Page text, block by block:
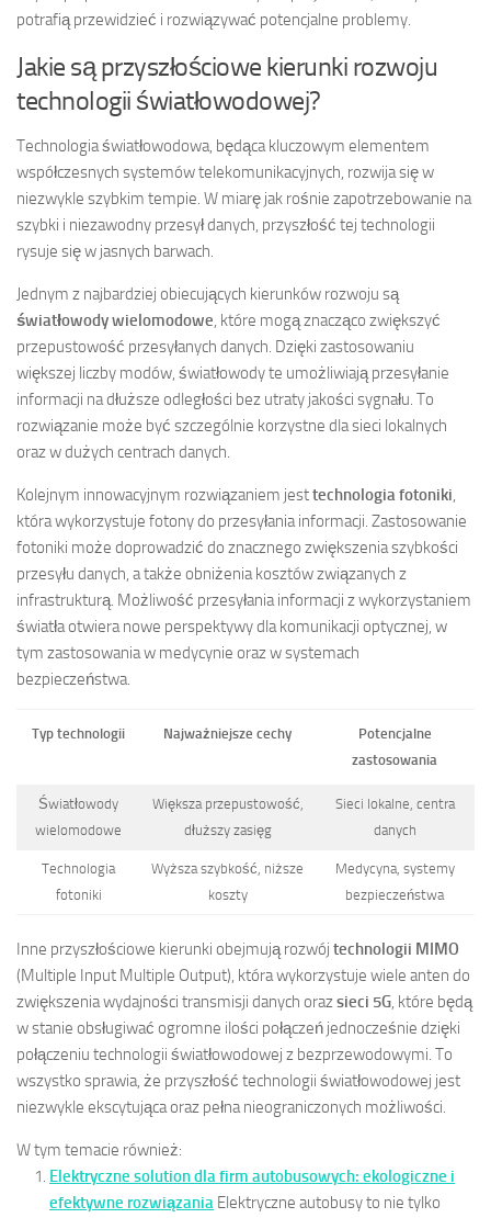
potrafią przewidzieć i rozwiązywać potencjalne problemy.
Jakie są przyszłościowe kierunki rozwoju
technologii światłowodowej?
Technologia światłowodowa, będąca kluczowym elementem
współczesnych systemów telekomunikacyjnych, rozwija się w
niezwykle szybkim tempie. W miarę jak rośnie zapotrzebowanie na
szybki i niezawodny przesył danych, przyszłość tej technologii
rysuje się w jasnych barwach.
Jednym z najbardziej obiecujących kierunków rozwoju są
światłowody wielomodowe, które mogą znacząco zwiększyć
przepustowość przesyłanych danych. Dzięki zastosowaniu
większej liczby modów, światłowody te umożliwiają przesyłanie
informacji na dłuższe odległości bez utraty jakości sygnału. To
rozwiązanie może być szczególnie korzystne dla sieci lokalnych
oraz w dużych centrach danych.
Kolejnym innowacyjnym rozwiązaniem jesttechnologia fotoniki,
która wykorzystuje fotony do przesyłania informacji. Zastosowanie
fotoniki może doprowadzić do znacznego zwiększenia szybkości
przesyłu danych, a także obniżenia kosztów związanych z
infrastrukturą. Możliwość przesyłania informacji z wykorzystaniem
światła otwiera nowe perspektywy dla komunikacji optycznej, w
tym zastosowania w medycynie oraz w systemach
bezpieczeństwa.
Typ technologii Najważniejsze cechy
Potencjalne
zastosowania
Światłowody
wielomodowe
Większa przepustowość,
dłuższy zasięg
Sieci lokalne, centra
danych
Technologia
fotoniki
Wyższa szybkość, niższe
koszty
Medycyna, systemy
bezpieczeństwa
Inne przyszłościowe kierunki obejmują rozwój technologii MIMO
(Multiple Input Multiple Output), która wykorzystuje wiele anten do
zwiększenia wydajności transmisji danych orazsieci 5G, które będą
w stanie obsługiwać ogromne ilości połączeń jednocześnie dzięki
połączeniu technologii światłowodowej z bezprzewodowymi. To
wszystko sprawia, że przyszłość technologii światłowodowej jest
niezwykle ekscytująca oraz pełna nieograniczonych możliwości.
W tym temacie również:
Elektryczne solution dla firm autobusowych: ekologiczne i
efektywne rozwiązania Elektryczne autobusy to nie tylko